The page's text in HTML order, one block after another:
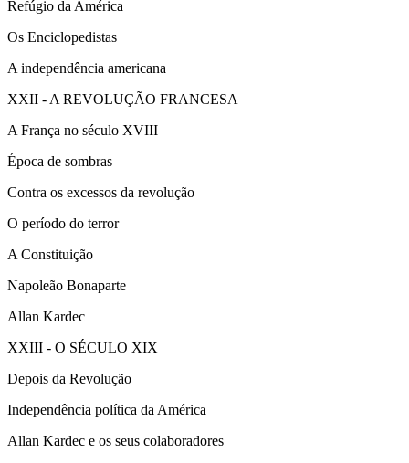
Refúgio da América
Os Enciclopedistas
A independência americana
XXII - A REVOLUÇÃO FRANCESA
A França no século XVIII
Época de sombras
Contra os excessos da revolução
O período do terror
A Constituição
Napoleão Bonaparte
Allan Kardec
XXIII - O SÉCULO XIX
Depois da Revolução
Independência política da América
Allan Kardec e os seus colaboradores